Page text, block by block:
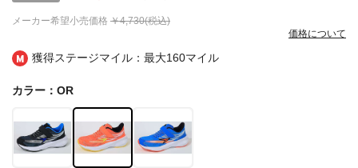
獲得ステージマイル：最大160マイル
メーカー希望小売価格 ￥4,730(税込)
価格について
カラー：OR